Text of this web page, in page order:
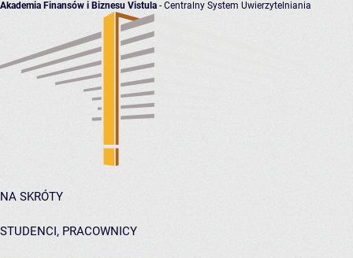
Akademia Finansów i Biznesu Vistula - Centralny System Uwierzytelniania
NA SKRÓTY
STUDENCI, PRACOWNICY